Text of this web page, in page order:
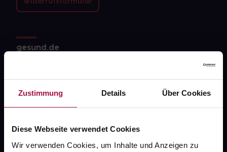
Zustimmung Details Über Cookies
Diese Webseite verwendet Cookies
Wir verwenden Cookies, um Inhalte und Anzeigen zu
gesund.de
Karriere
Newsletter
Barrierefreiheitserklärung
PAYBACK